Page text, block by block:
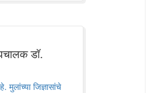
डॉ.
जिज्ञासांचे